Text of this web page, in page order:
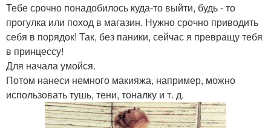
Тебе срочно понадобилось куда-то выйти, будь - то
прогулка или поход в магазин. Нужно срочно приводить
себя в порядок! Так, без паники, сейчас я превращу тебя
в принцессу!
Для начала умойся.
Потом нанеси немного макияжа, например, можно
использовать тушь, тени, тоналку и т. д.